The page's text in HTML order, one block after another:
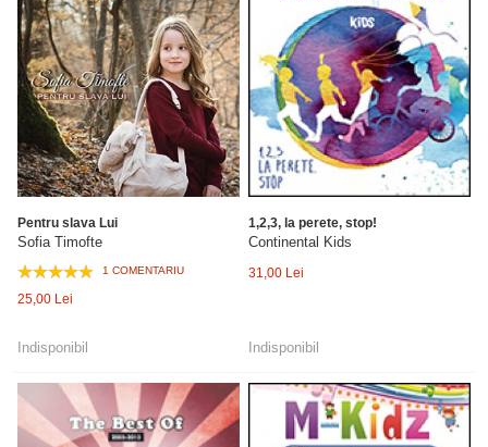
Pentru slava Lui
Sofia Timofte
1 COMENTARIU
25,00 Lei
Indisponibil
1,2,3, la perete, stop!
Continental Kids
31,00 Lei
Indisponibil